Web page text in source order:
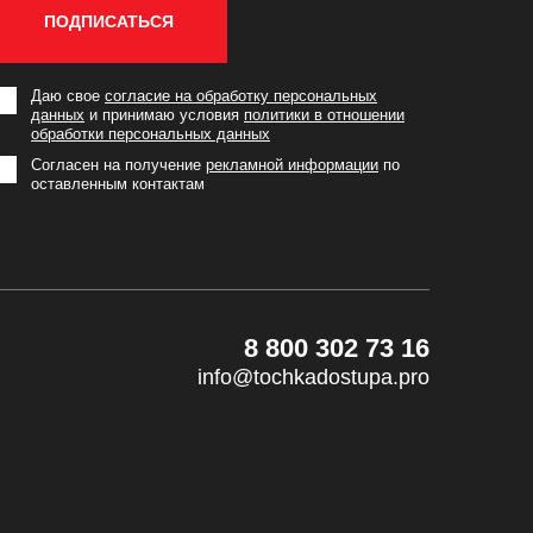
ПОДПИСАТЬСЯ
Даю свое согласие на обработку персональных
данных и принимаю условия политики в отношении
обработки персональных данных
Согласен на получение рекламной информации по
оставленным контактам
8 800 302 73 16
info@tochkadostupa.pro